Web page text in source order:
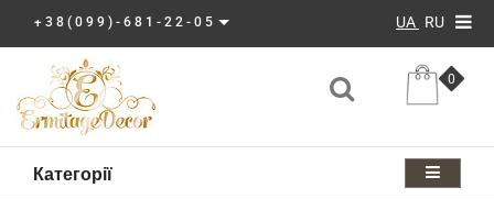
+38(099)-681-22-05 UA RU
0
Категорії